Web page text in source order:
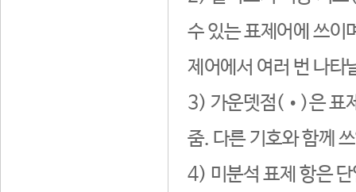
수 있는 표제어에 쓰이
제어에서 여러 번 나타
3) 가운뎃점(•)은 표
줌. 다른 기호와 함께
4) 미분석 표제 항은